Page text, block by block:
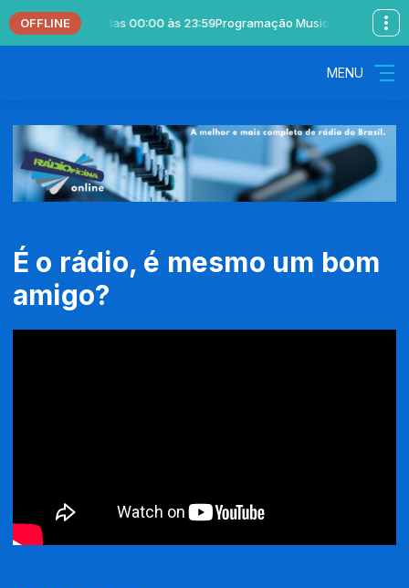
OFFLINEPadrão das 00:00 às 23:59Programação Musical com Locutor
MENU
É o rádio, é mesmo um bom
amigo?